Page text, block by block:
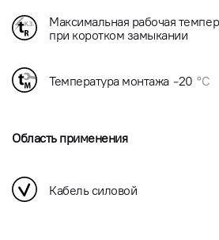
Максимальная рабочая
при коротком замыкании
Температура монтажа -20 °C
Область применения
Кабель силовой